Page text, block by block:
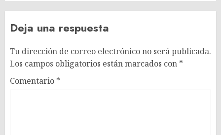
Deja una respuesta
Tu dirección de correo electrónico no será publicada.
Los campos obligatorios están marcados con *
Comentario *